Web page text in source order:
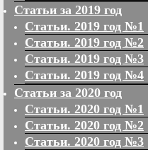
Статьи за 2019 год
Статьи. 2019 год №1
Статьи. 2019 год №2
Статьи. 2019 год №3
Статьи. 2019 год №4
Статьи за 2020 год
Статьи. 2020 год №1
Статьи. 2020 год №2
Статьи. 2020 год №3